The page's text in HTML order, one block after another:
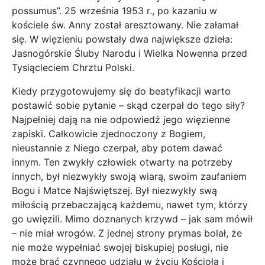
possumus”. 25 września 1953 r., po kazaniu w
kościele św. Anny został aresztowany. Nie załamał
się. W więzieniu powstały dwa największe dzieła:
Jasnogórskie Śluby Narodu i Wielka Nowenna przed
Tysiącleciem Chrztu Polski.
Kiedy przygotowujemy się do beatyfikacji warto
postawić sobie pytanie – skąd czerpał do tego siły?
Najpełniej dają na nie odpowiedź jego więzienne
zapiski. Całkowicie zjednoczony z Bogiem,
nieustannie z Niego czerpał, aby potem dawać
innym. Ten zwykły człowiek otwarty na potrzeby
innych, był niezwykły swoją wiarą, swoim zaufaniem
Bogu i Matce Najświętszej. Był niezwykły swą
miłością przebaczającą każdemu, nawet tym, którzy
go uwięzili. Mimo doznanych krzywd – jak sam mówił
– nie miał wrogów. Z jednej strony prymas bolał, że
nie może wypełniać swojej biskupiej posługi, nie
może brać czynnego udziału w życiu Kościoła i